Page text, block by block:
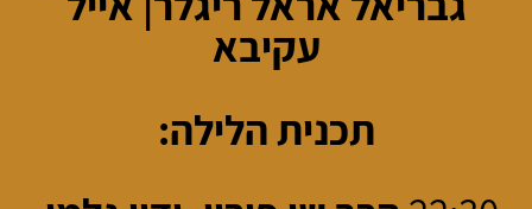
עקיבא
תכנית הלילה: